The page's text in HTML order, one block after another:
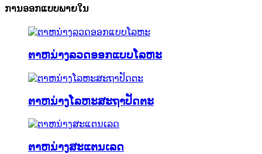
ການ​ອອກ​ແບບ​ພາຍ​ໃນ
ຕາຫນ່າງລວດອອກແບບໂລຫະ
ຕາຫນ່າງໂລຫະສະຖາປັດຕະ
ຕາຫນ່າງສະແຕນເລດ